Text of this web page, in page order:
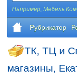
Например, Мебель
Рубрикатор
ТК, ТЦ и
магазины,